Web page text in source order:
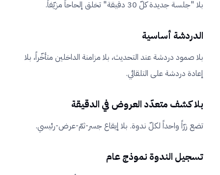
بلا "جلسة جديدة كلّ 30 دقيقة" تخلق إلحاحاً مزيّفاً.
الدردشة أساسية
بلا صمود دردشة عند التحديث، بلا مزامنة الداخلين متأخّراً، بلا
إعادة دردشة على التلقائي.
بلا كشف متعدّد العروض في الدقيقة
تضع زرّاً واحداً لكلّ ندوة. بلا إيقاع جسر-ثمّ-عرض-رئيسي.
تسجيل الندوة نموذج عام